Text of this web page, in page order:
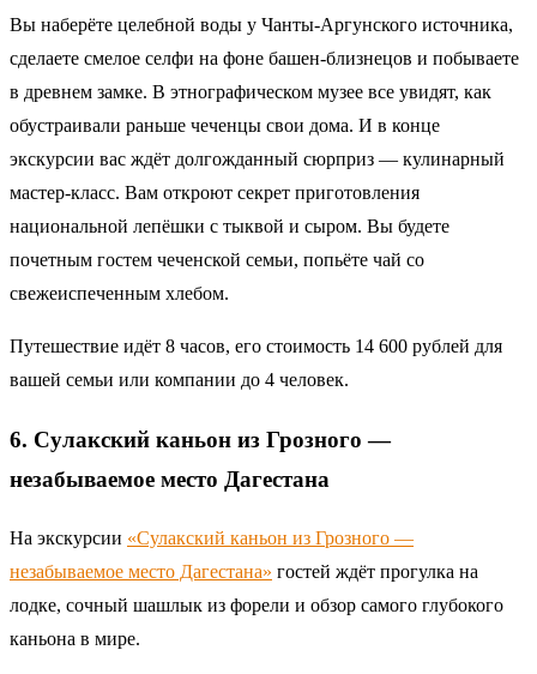
Вы наберёте целебной воды у Чанты-Аргунского источника,
сделаете смелое селфи на фоне башен-близнецов и побываете
в древнем замке. В этнографическом музее все увидят, как
обустраивали раньше чеченцы свои дома. И в конце
экскурсии вас ждёт долгожданный сюрприз — кулинарный
мастер-класс. Вам откроют секрет приготовления
национальной лепёшки с тыквой и сыром. Вы будете
почетным гостем чеченской семьи, попьёте чай со
свежеиспеченным хлебом.
Путешествие идёт 8 часов, его стоимость 14 600 рублей для
вашей семьи или компании до 4 человек.
6. Сулакский каньон из Грозного —
незабываемое место Дагестана
На экскурсии «Сулакский каньон из Грозного —
незабываемое место Дагестана» гостей ждёт прогулка на
лодке, сочный шашлык из форели и обзор самого глубокого
каньона в мире.